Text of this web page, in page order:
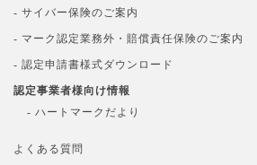
- サイバー保険のご案内
- マーク認定業務外・賠償責任保険のご案内
- 認定申請書様式ダウンロード
認定事業者様向け情報
- ハートマークだより
よくある質問